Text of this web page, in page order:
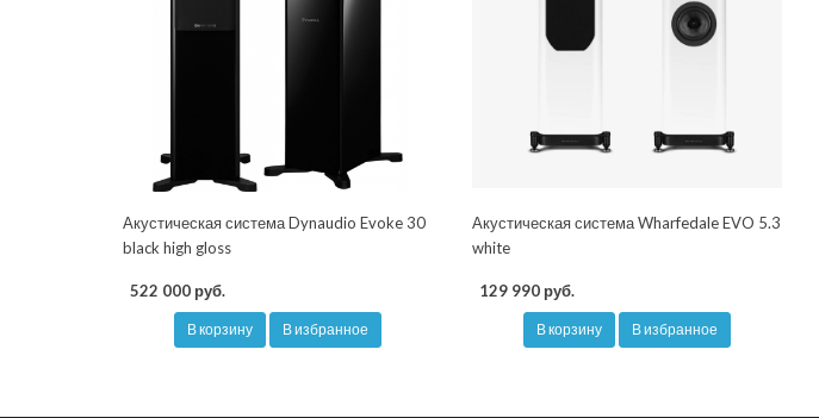
Акустическая система Dynaudio Evoke 30
black high gloss
522 000 руб.
В корзину В избранное
Акустическая система Wharfedale EVO 5.3
white
129 990 руб.
В корзину В избранное